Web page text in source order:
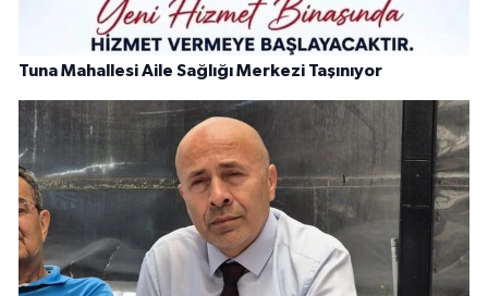
Tuna Mahallesi Aile Sağlığı Merkezi Taşınıyor